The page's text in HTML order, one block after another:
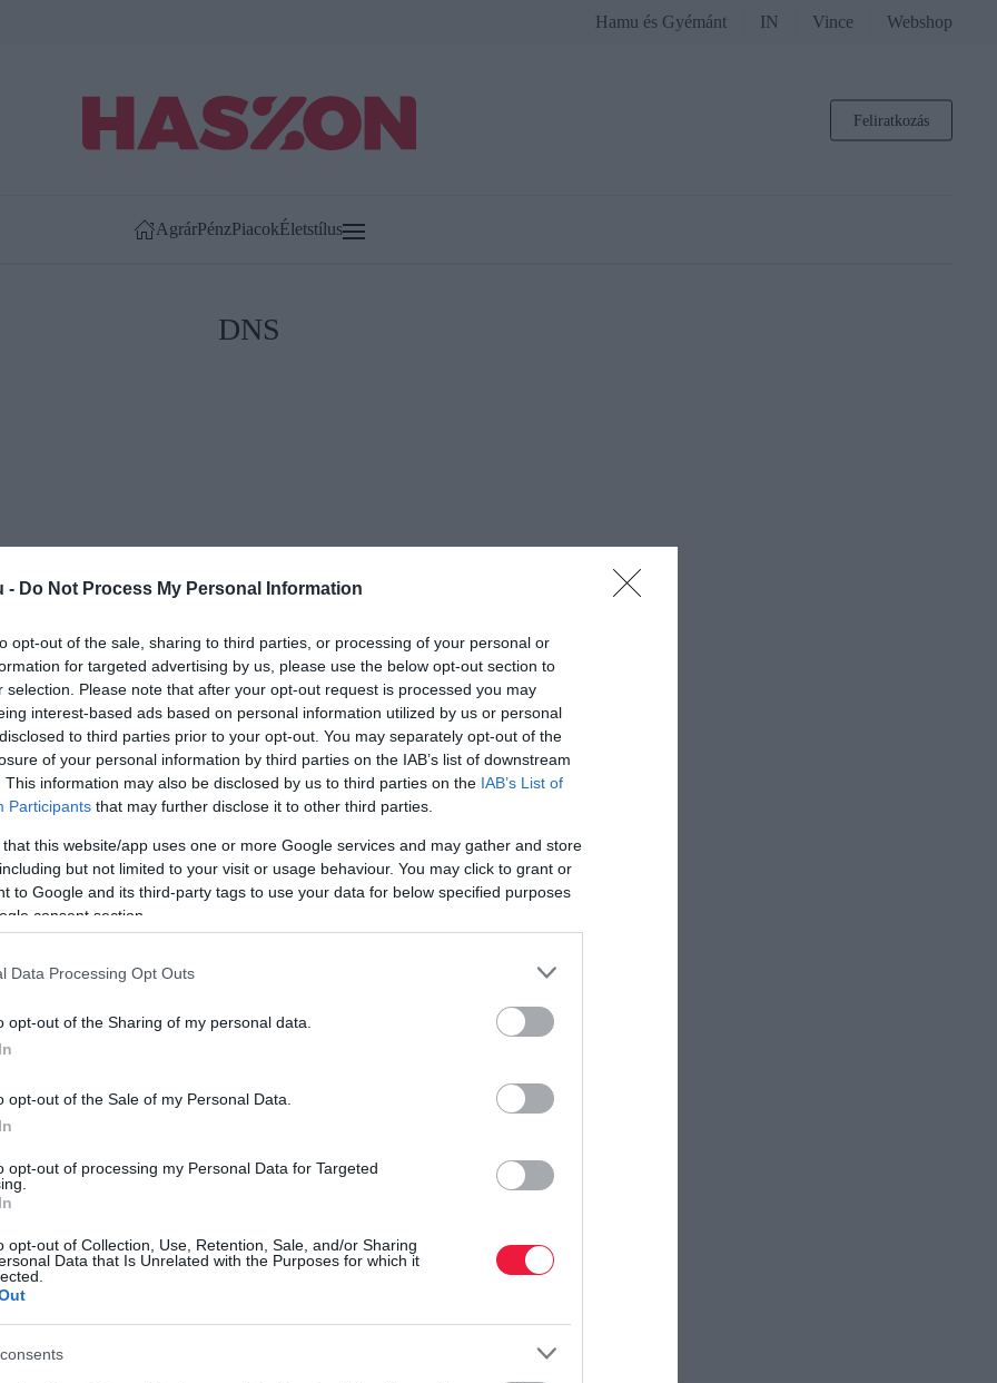
- Do Not Process My Personal Information
opt-out of the sale, sharing to third parties, or processing of your personal or
for targeted advertising by us, please use the below opt-out section to
selection. Please note that after your opt-out request is processed you may
interest-based ads based on personal information utilized by us or personal
to third parties prior to your opt-out. You may separately opt-out of the
of your personal information by third parties on the IAB’s list of downstream
This information may also be disclosed by us to third parties on the IAB’s List of
Participants that may further disclose it to other third parties.
that this website/app uses one or more Google services and may gather and store
but not limited to your visit or usage behaviour. You may click to grant or
to Google and its third-party tags to use your data for below specified purposes
consent section.
Data Processing Opt Outs
opt-out of the Sharing of my personal data.
opt-out of the Sale of my Personal Data.
opt-out of processing my Personal Data for Targeted
opt-out of Collection, Use, Retention, Sale, and/or Sharing
Data that Is Unrelated with the Purposes for which it
Hamu és Gyémánt IN Vince Webshop
Feliratkozás
AgrárPénzPiacokÉletstílus
DNS
JOG
DNS-módosítással tökéletesíthetik házi
Megszavazták azt a törvényt, amely lehetővé teszi házi
engedélyezett…